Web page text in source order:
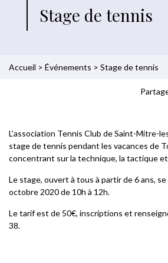
Stage de tennis
Accueil > Événements > Stage de tennis
L’association Tennis Club de Saint-Mitre-
stage de tennis pendant les vacances de
concentrant sur la technique, la tactique
Le stage, ouvert à tous à partir de 6 ans,
octobre 2020 de 10h à 12h.
Le tarif est de 50€, inscriptions et
38.